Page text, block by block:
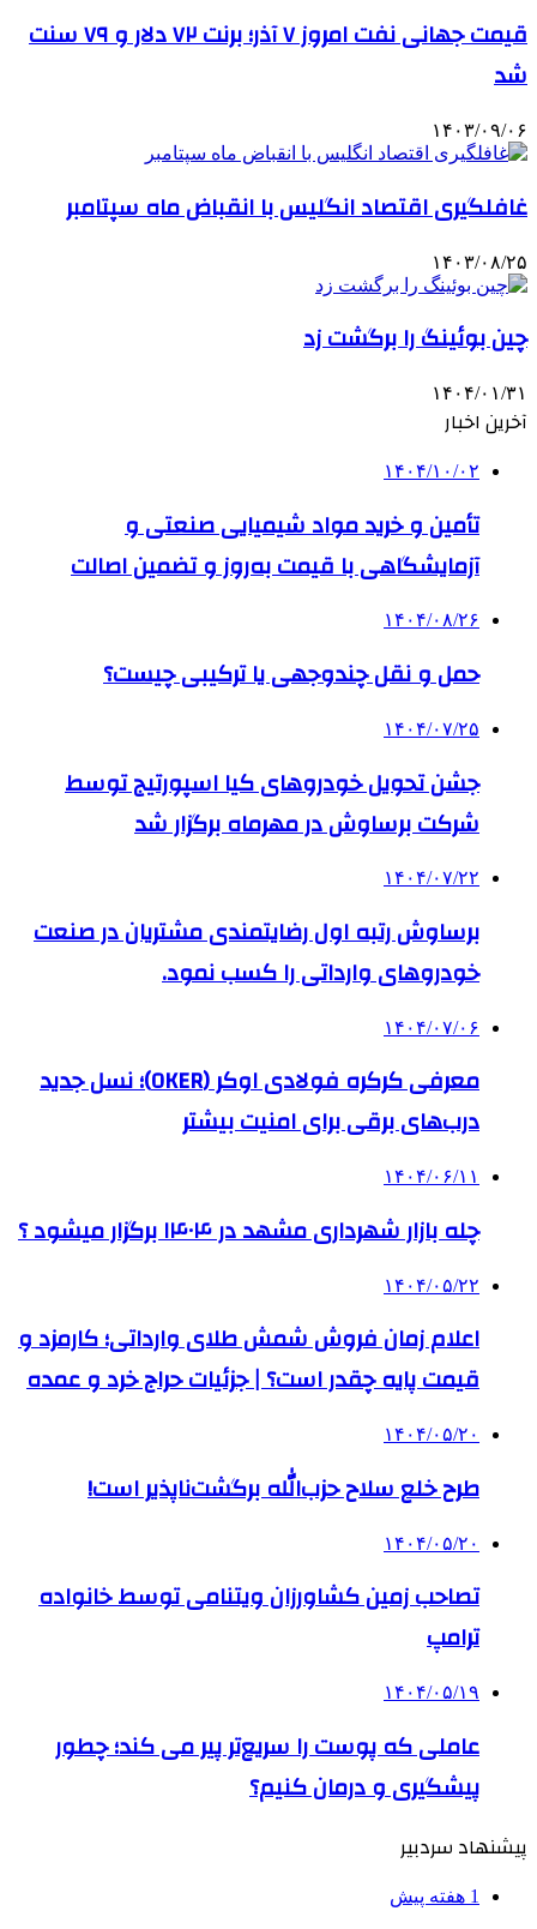
قیمت جهانی نفت امروز ۷ آذر؛ برنت ۷۲ دلار و ۷۹ سنت
شد
۱۴۰۳/۰۹/۰۶
غافلگیری اقتصاد انگلیس با انقباض ماه سپتامبر
۱۴۰۳/۰۸/۲۵
چین بوئینگ را برگشت زد
۱۴۰۴/۰۱/۳۱
آخرین اخبار
۱۴۰۴/۱۰/۰۲
تأمین و خرید مواد شیمیایی صنعتی و
آزمایشگاهی با قیمت به‌روز و تضمین اصالت
۱۴۰۴/۰۸/۲۶
حمل و نقل چندوجهی یا ترکیبی چیست؟
۱۴۰۴/۰۷/۲۵
جشن تحویل خودروهای کیا اسپورتیج توسط
شرکت برساوش در مهرماه برگزار شد
۱۴۰۴/۰۷/۲۲
برساوش رتبه اول رضایتمندی مشتریان در صنعت
خودروهای وارداتی را کسب نمود.
۱۴۰۴/۰۷/۰۶
معرفی کرکره فولادی اوکر (OKER)؛ نسل جدید
درب‌های برقی برای امنیت بیشتر
۱۴۰۴/۰۶/۱۱
چله بازار شهرداری مشهد در ۱۴۰۴ برگزار میشود ؟
۱۴۰۴/۰۵/۲۲
اعلام زمان فروش شمش طلای وارداتی؛ کارمزد و
قیمت پایه چقدر است؟ | جزئیات حراج خرد و عمده
۱۴۰۴/۰۵/۲۰
طرح خلع سلاح حزب‌الله برگشت‌ناپذیر است!
۱۴۰۴/۰۵/۲۰
تصاحب زمین کشاورزان ویتنامی توسط خانواده
ترامپ
۱۴۰۴/۰۵/۱۹
عاملی که پوست را سریع‌تر پیر می کند؛ چطور
پیشگیری و درمان کنیم؟
پیشنهاد سردبیر
1 هفته پیش